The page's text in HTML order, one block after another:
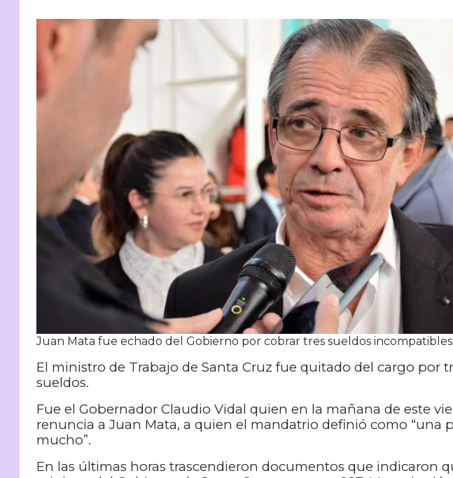
Juan Mata fue echado del Gobierno por cobrar tres sueldos incompatibles
El ministro de Trabajo de Santa Cruz fue quitado del cargo por
sueldos.
Fue el Gobernador Claudio Vidal quien en la mañana de este
renuncia a Juan Mata, a quien el mandatrio definió como “una
mucho”.
En las últimas horas trascendieron documentos que indicaron